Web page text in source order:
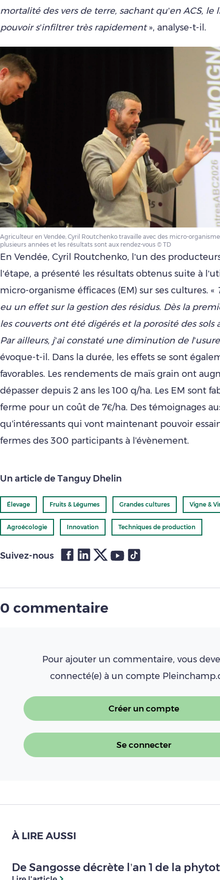
mortalité des vers de terre, sachant qu’en ACS, le
pouvoir s’infiltrer très rapidement», analyse-t-il.
Agriculteur en Vendée, Cyril Routchenko travaille avec des micro-
plusieurs années et les résultats sont aux rendez-vous © TD
En Vendée, Cyril Routchenko, l’un des
l’étape, a présenté les résultats obtenus suite à
micro-organisme éfficaces (EM) sur ses cultures. «
eu un effet sur la gestion des résidus. Dès la
les couverts ont été digérés et la porosité des sols
Par ailleurs, j’ai constaté une diminution de
évoque-t-il. Dans la durée, les effets se sont
favorables. Les rendements de maïs grain ont
dépasser depuis 2 ans les 100 q/ha. Les EM sont
ferme pour un coût de 7€/ha. Des témoignages
qu'intéressants qui vont maintenant pouvoir
fermes des 300 participants à l'évènement.
Un article de Tanguy Dhelin
Élevage Fruits & Légumes Grandes cultures Vigne &
Agroécologie Innovation Techniques de production
Suivez-nous
0 commentaire
Pour ajouter un commentaire, vous
connecté(e) à un compte
Créer un compte
Se connecter
À LIRE AUSSI
De Sangosse décrète l’an 1 de la